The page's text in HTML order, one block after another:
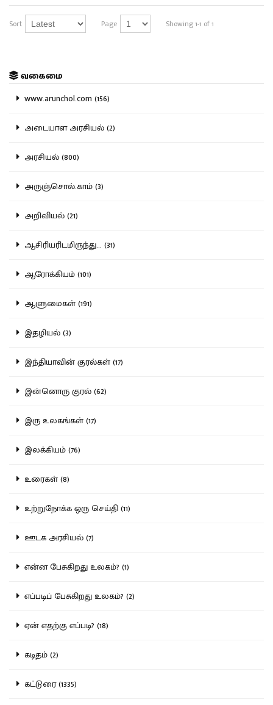
Sort Page Showing 1-1 of 1
வகைமை
www.arunchol.com (156)
அடையாள அரசியல் (2)
அரசியல் (800)
அருஞ்சொல்.காம் (3)
அறிவியல் (21)
ஆசிரியரிடமிருந்து... (31)
ஆரோக்கியம் (101)
ஆளுமைகள் (191)
இதழியல் (3)
இந்தியாவின் குரல்கள் (17)
இன்னொரு குரல் (62)
இரு உலகங்கள் (17)
இலக்கியம் (76)
உரைகள் (8)
உற்றுநோக்க ஒரு செய்தி (11)
ஊடக அரசியல் (7)
என்ன பேசுகிறது உலகம்? (1)
எப்படிப் பேசுகிறது உலகம்? (2)
ஏன் எதற்கு எப்படி? (18)
கடிதம் (2)
கட்டுரை (1335)